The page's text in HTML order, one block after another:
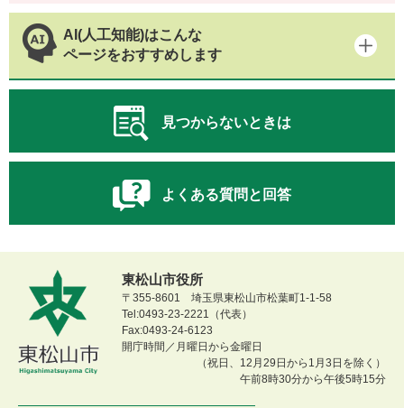
AI(人工知能)はこんな
ページをおすすめします
見つからないときは
よくある質問と回答
東松山市役所
〒355-8601 埼玉県東松山市松葉町1-1-58
Tel:0493-23-2221（代表）
Fax:0493-24-6123
開庁時間／月曜日から金曜日
（祝日、12月29日から1月3日を除く）
午前8時30分から午後5時15分